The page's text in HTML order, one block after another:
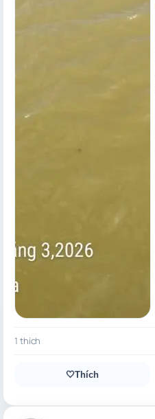
1 thích
🤍Thích